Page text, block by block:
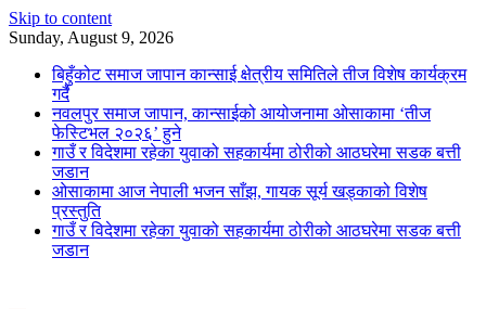
Skip to content
Sunday, August 9, 2026
बिहुँकोट समाज जापान कान्साई क्षेत्रीय समितिले तीज विशेष कार्यक्रम
गर्दै
नवलपुर समाज जापान, कान्साईको आयोजनामा ओसाकामा ‘तीज
फेस्टिभल २०२६’ हुने
गाउँ र विदेशमा रहेका युवाको सहकार्यमा ठोरीको आठघरेमा सडक बत्ती
जडान
ओसाकामा आज नेपाली भजन साँझ, गायक सूर्य खड्काको विशेष
प्रस्तुति
गाउँ र विदेशमा रहेका युवाको सहकार्यमा ठोरीको आठघरेमा सडक बत्ती
जडान